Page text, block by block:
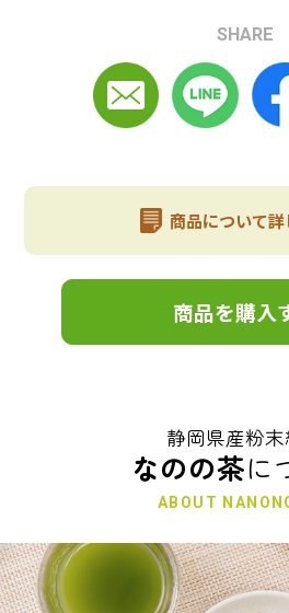
SHARE
商品について詳
商品を購入
静岡県産粉
なのの茶に
ABOUT